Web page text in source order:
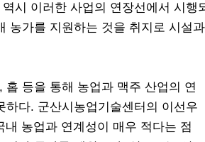
시 이러한 사업의 연장선에서 시
농가를 지원하는 것을 취지로 시설
등을 통해 농업과 맥주 산업의 연
다. 군산시농업기술센터의 이선우
내 농업과 연계성이 매우 적다는 점